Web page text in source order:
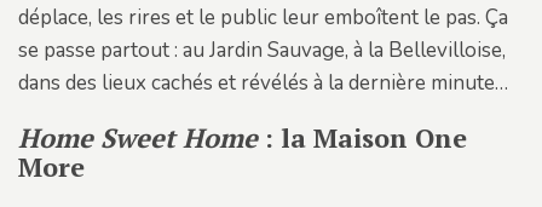
déplace, les rires et le public leur emboîtent le pas. Ça
se passe partout : au Jardin Sauvage, à la Bellevilloise,
dans des lieux cachés et révélés à la dernière minute…
Home Sweet Home: la Maison One
More